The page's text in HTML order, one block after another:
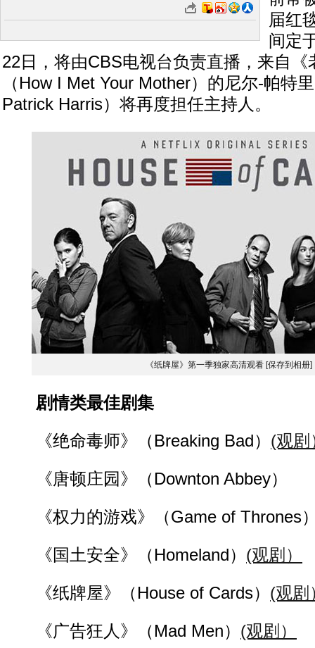
届红
间定
22日，将由CBS电视台负责直播，来自《
（How I Met Your Mother）的尼尔-帕特
Patrick Harris）将再度担任主持人。
《纸牌屋》第一季独家高清观看 [保存到相册]
剧情类最佳剧集
《绝命毒师》（Breaking Bad） (观剧
《唐顿庄园》（Downton Abbey）
《权力的游戏》（Game of Thrones
《国土安全》（Homeland） (观剧）
《纸牌屋》（House of Cards） (观剧
《广告狂人》（Mad Men） (观剧）